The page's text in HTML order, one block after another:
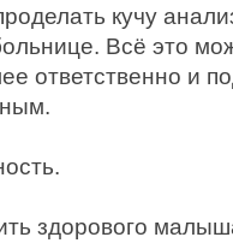
кучу
Всё это
ответственно и
здорового